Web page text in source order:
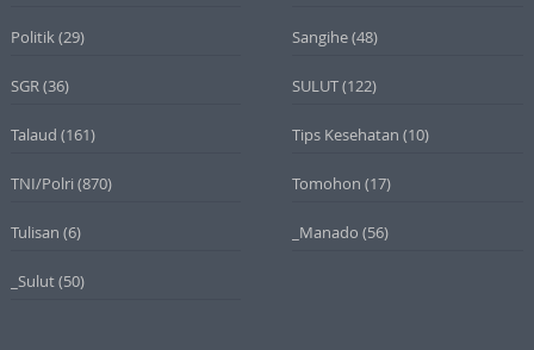
Politik(29) Sangihe(48)
SGR(36) SULUT(122)
Talaud (161) Tips Kesehatan (10)
TNI/Polri (870) Tomohon (17)
Tulisan (6) _Manado (56)
_Sulut(50)